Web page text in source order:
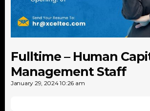
Fulltime – Human
Management Staff
January 29, 202410:26 am